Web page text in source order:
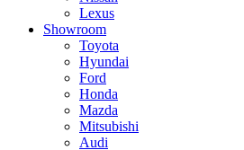
Lexus
Showroom
Toyota
Hyundai
Ford
Honda
Mazda
Mitsubishi
Audi